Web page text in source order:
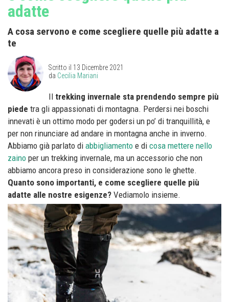
adatte
A cosa servono e come scegliere quelle più adatte a
te
Scritto il 13 Dicembre 2021
da Cecilia Mariani
Il trekking invernale sta prendendo sempre più
piede tra gli appassionati di montagna. Perdersi nei boschi
innevati è un ottimo modo per godersi un po’ di tranquillità, e
per non rinunciare ad andare in montagna anche in inverno.
Abbiamo già parlato di abbigliamento e di cosa mettere nello
zaino per un trekking invernale, ma un accessorio che non
abbiamo ancora preso in considerazione sono le ghette.
Quanto sono importanti, e come scegliere quelle più
adatte alle nostre esigenze? Vediamolo insieme.